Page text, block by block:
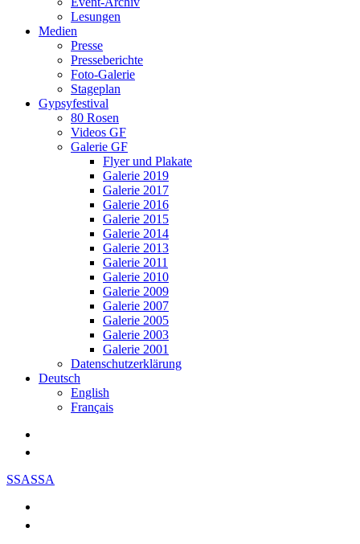
Lesungen
Medien
Presse
Presseberichte
Foto-Galerie
Stageplan
Gypsyfestival
80 Rosen
Videos GF
Galerie GF
Flyer und Plakate
Galerie 2019
Galerie 2017
Galerie 2016
Galerie 2015
Galerie 2014
Galerie 2013
Galerie 2011
Galerie 2010
Galerie 2009
Galerie 2007
Galerie 2005
Galerie 2003
Galerie 2001
Datenschutzerklärung
Deutsch
English
Français
SSASSA